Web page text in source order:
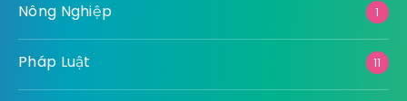
Nông Nghiệp 1
Pháp Luật 11